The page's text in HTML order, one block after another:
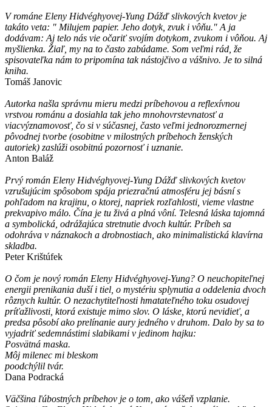
V románe Eleny Hidvéghyovej-Yung Dážď slivkových kvetov je
takáto veta: " Milujem papier. Jeho dotyk, zvuk i vôňu." A ja
dodávam: Aj telo nás vie očariť svojím dotykom, zvukom i vôňou. Aj
myšlienka. Žiaľ, my na to často zabúdame. Som veľmi rád, že
spisovateľka nám to pripomína tak nástojčivo a vášnivo. Je to silná
kniha.
Tomáš Janovic
Autorka našla správnu mieru medzi príbehovou a reflexívnou
vrstvou románu a dosiahla tak jeho mnohovrstevnatosť a
viacvýznamovosť, čo si v súčasnej, často veľmi jednorozmernej
pôvodnej tvorbe (osobitne v milostných príbehoch ženských
autoriek) zaslúži osobitnú pozornosť i uznanie.
Anton Baláž
Prvý román Eleny Hidvéghyovej-Yung Dážď slivkových kvetov
vzrušujúcim spôsobom spája priezračnú atmosféru jej básní s
pohľadom na krajinu, o ktorej, napriek rozľahlosti, vieme vlastne
prekvapivo málo. Čína je tu živá a plná vôní. Telesná láska tajomná
a symbolická, odrážajúca stretnutie dvoch kultúr. Príbeh sa
odohráva v náznakoch a drobnostiach, ako minimalistická klavírna
skladba.
Peter Krištúfek
O čom je nový román Eleny Hidvéghyovej-Yung? O neuchopiteľnej
energii prenikania duší i tiel, o mystériu splynutia a oddelenia dvoch
rôznych kultúr. O nezachytiteľnosti hmatateľného toku osudovej
príťažlivosti, ktorá existuje mimo slov. O láske, ktorú nevidieť, a
predsa pôsobí ako prelínanie aury jedného v druhom. Dalo by sa to
vyjadriť sedemnástimi slabikami v jedinom hajku:
Posvätná maska.
Môj milenec mi bleskom
poodchýlil tvár.
Dana Podracká
Väčšina ľúbostných príbehov je o tom, ako vášeň vzplanie.